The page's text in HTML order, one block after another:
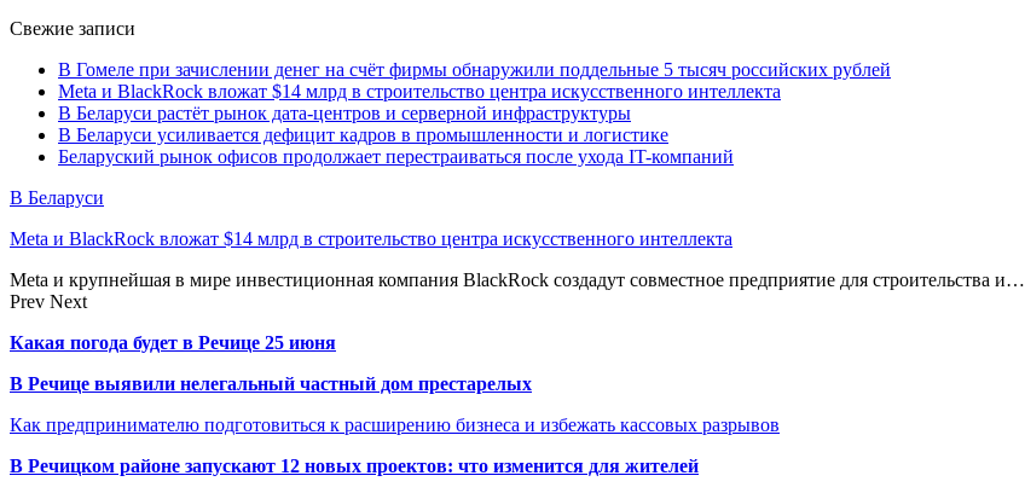
Свежие записи
В Гомеле при зачислении денег на счёт фирмы обнаружили поддельные 5 тысяч российских рублей
Meta и BlackRock вложат $14 млрд в строительство центра искусственного интеллекта
В Беларуси растёт рынок дата-центров и серверной инфраструктуры
В Беларуси усиливается дефицит кадров в промышленности и логистике
Беларуский рынок офисов продолжает перестраиваться после ухода IT-компаний
В Беларуси
Meta и BlackRock вложат $14 млрд в строительство центра искусственного интеллекта
Meta и крупнейшая в мире инвестиционная компания BlackRock создадут совместное предприятие для строительства и…
Prev Next
Какая погода будет в Речице 25 июня
В Речице выявили нелегальный частный дом престарелых
Как предпринимателю подготовиться к расширению бизнеса и избежать кассовых разрывов
В Речицком районе запускают 12 новых проектов: что изменится для жителей